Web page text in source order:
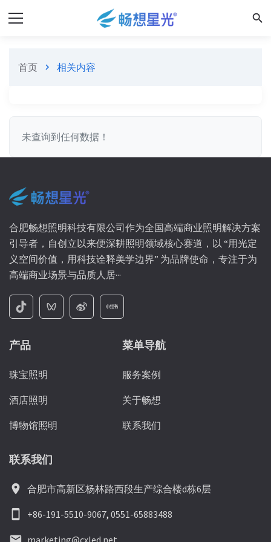
search
首页 chevron_right 相关内容
未查询到任何数据！
合肥畅想照明科技有限公司作为全国高端商业照明解决方案
引导者，自创立以来便深耕照明领域核心赛道，以 “用光定
义空间价值，用科技诠释美学边界” 为品牌使命，专注于为
高端商业场景与品质人居···
产品
珠宝照明
酒店照明
博物馆照明
菜单导航
服务案例
关于畅想
联系我们
联系我们
location_on 合肥市高新区杨林路西段生产综合楼d栋6层
smartphone +86-191-5510-9067, 0551-65883488